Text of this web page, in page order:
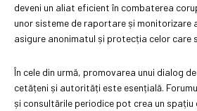
deveni un aliat eficient în combaterea
unor sisteme de raportare și monitorizare
asigure anonimatul și protecția celor care
În cele din urmă, promovarea unui dialog
cetățeni și autorități este esențială.
și consultările periodice pot crea un spațiu